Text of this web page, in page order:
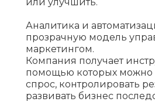
Аналитика и
прозрачную модель
маркетингом.
Компания получает
помощью которых можно
спрос, контролировать
развивать бизнес